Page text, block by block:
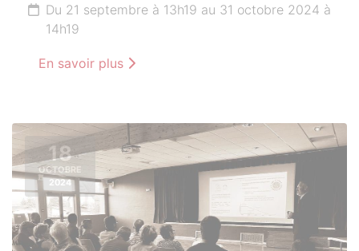
Du 21 septembre à 13h19 au 31 octobre 2024 à
14h19
En savoir plus
18
OCTOBRE
2024